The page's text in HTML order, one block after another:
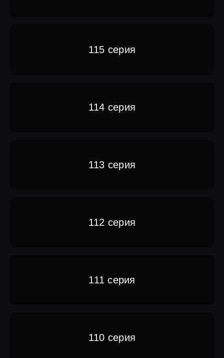
115 серия
114 серия
113 серия
112 серия
111 серия
110 серия